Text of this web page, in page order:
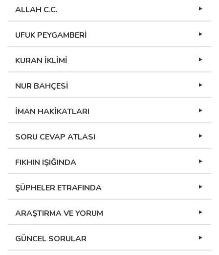
ALLAH C.C.
UFUK PEYGAMBERİ
KURAN İKLİMİ
NUR BAHÇESİ
İMAN HAKİKATLARI
SORU CEVAP ATLASI
FIKHIN IŞIĞINDA
ŞÜPHELER ETRAFINDA
ARAŞTIRMA VE YORUM
GÜNCEL SORULAR